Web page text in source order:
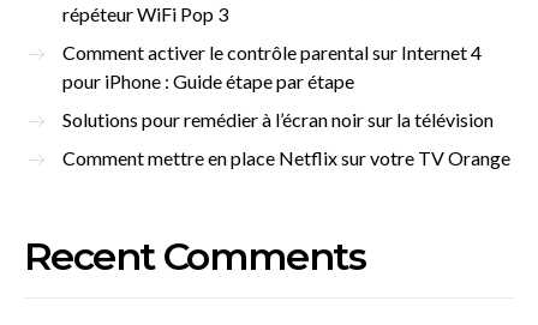
répéteur WiFi Pop 3
Comment activer le contrôle parental sur Internet 4
pour iPhone : Guide étape par étape
Solutions pour remédier à l’écran noir sur la télévision
Comment mettre en place Netflix sur votre TV Orange
Recent Comments